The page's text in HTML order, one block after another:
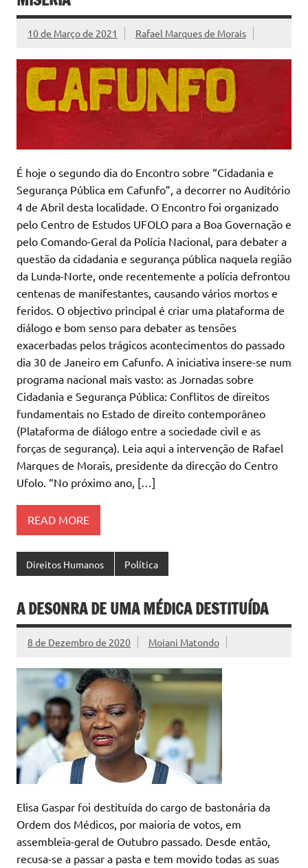
10 de Março de 2021 Rafael Marques de Morais
É hoje o segundo dia do Encontro sobre “Cidadania e
Segurança Pública em Cafunfo”, a decorrer no Auditório
4 de Abril desta localidade. O Encontro foi organizado
pelo Centro de Estudos UFOLO para a Boa Governação e
pelo Comando-Geral da Polícia Nacional, para debater a
questão da cidadania e segurança pública naquela região
da Lunda-Norte, onde recentemente a polícia defrontou
centenas de manifestantes, causando vários mortos e
feridos. O objectivo principal é criar uma plataforma de
diálogo e bom senso para debater as tensões
exacerbadas pelos trágicos acontecimentos do passado
dia 30 de Janeiro em Cafunfo. A iniciativa insere-se num
programa nacional mais vasto: as Jornadas sobre
Cidadania e Segurança Pública: Conflitos de direitos
fundamentais no Estado de direito contemporâneo
(Plataforma de diálogo entre a sociedade civil e as
forças de segurança). Leia aqui a intervenção de Rafael
Marques de Morais, presidente da direcção do Centro
Ufolo. “No próximo ano, […]
READ MORE
Direitos Humanos Política
A DESONRA DE UMA MÉDICA DESTITUÍDA
8 de Dezembro de 2020 Moiani Matondo
Elisa Gaspar foi destituída do cargo de bastonária da
Ordem dos Médicos, por maioria de votos, em
assembleia-geral de Outubro passado. Desde então,
recusa-se a passar a pasta e tem movido todas as suas